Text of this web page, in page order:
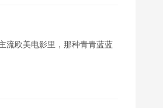
流欧美电影里，那种青青蓝蓝